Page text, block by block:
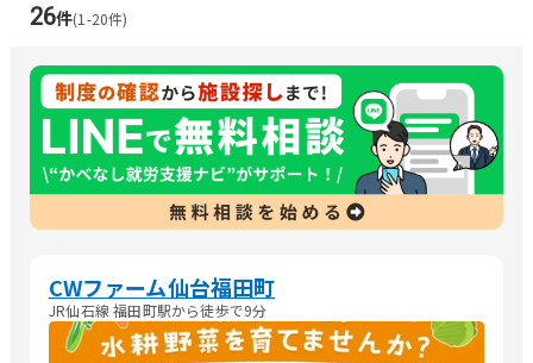
26件(1 -20件)
CWファーム仙台福田町
JR仙石線 福田町駅から徒歩で9分